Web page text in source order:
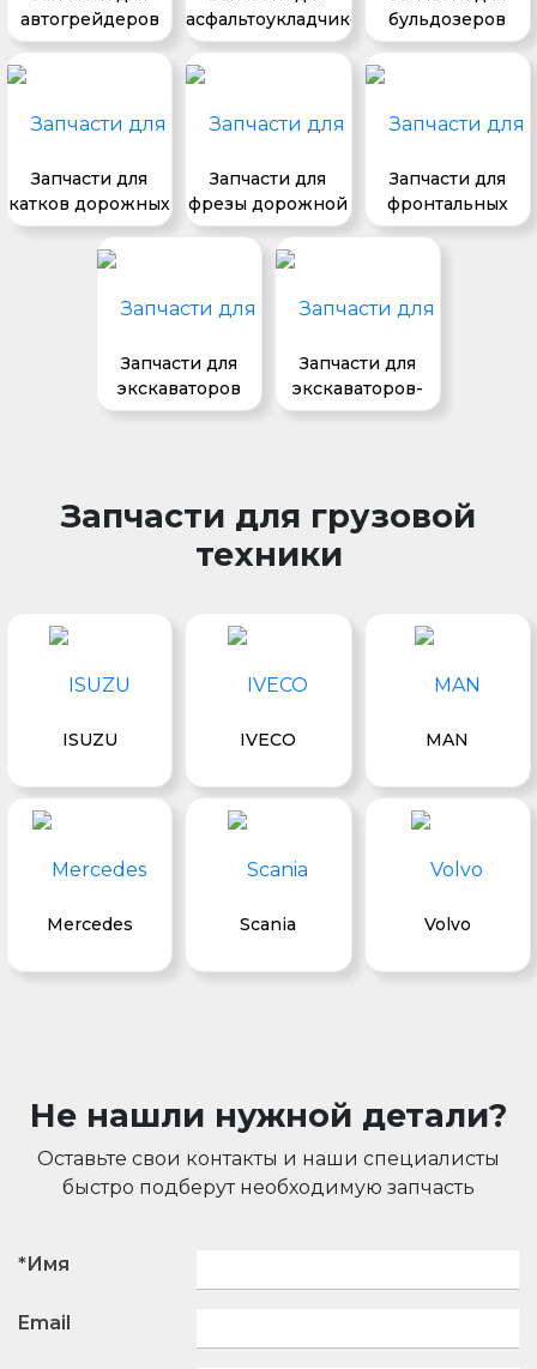
автогрейдеров
асфальтоукладчиков
бульдозеров
Запчасти для
катков дорожных
Запчасти для
фрезы дорожной
Запчасти для
фронтальных
погрузчиков
Запчасти для
экскаваторов
Запчасти для
экскаваторов-
погрузчиков
Запчасти для грузовой
техники
ISUZU IVECO MAN
Mercedes Scania Volvo
Не нашли нужной детали?
Оставьте свои контакты и наши специалисты
быстро подберут необходимую запчасть
*Имя
Email